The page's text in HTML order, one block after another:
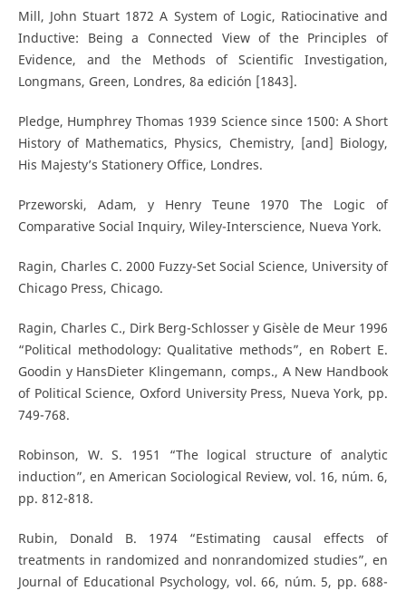
Mill, John Stuart 1872 A System of Logic, Ratiocinative and
Inductive: Being a Connected View of the Principles of
Evidence, and the Methods of Scientific Investigation,
Longmans, Green, Londres, 8a edición [1843].
Pledge, Humphrey Thomas 1939 Science since 1500: A Short
History of Mathematics, Physics, Chemistry, [and] Biology,
His Majesty’s Stationery Office, Londres.
Przeworski, Adam, y Henry Teune 1970 The Logic of
Comparative Social Inquiry, Wiley-Interscience, Nueva York.
Ragin, Charles C. 2000 Fuzzy-Set Social Science, University of
Chicago Press, Chicago.
Ragin, Charles C., Dirk Berg-Schlosser y Gisèle de Meur 1996
“Political methodology: Qualitative methods”, en Robert E.
Goodin y HansDieter Klingemann, comps., A New Handbook
of Political Science, Oxford University Press, Nueva York, pp.
749-768.
Robinson, W. S. 1951 “The logical structure of analytic
induction”, en American Sociological Review, vol. 16, núm. 6,
pp. 812-818.
Rubin, Donald B. 1974 “Estimating causal effects of
treatments in randomized and nonrandomized studies”, en
Journal of Educational Psychology, vol. 66, núm. 5, pp. 688-